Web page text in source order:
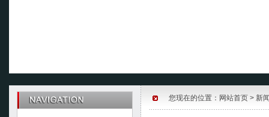
您现在的位置： 网站首页 > 新